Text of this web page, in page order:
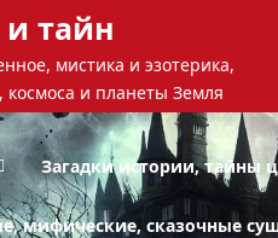
тайн
мистика и эзотерика,
космоса и планеты Земля
Загадки истории, тайны
мифические, сказочные